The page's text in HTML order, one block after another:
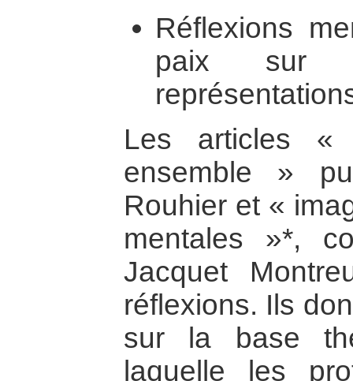
Réflexions
paix sur
Les articles «
ensemble »
Rouhier et «
mentales »*,
Jacquet
réflexions. Ils
sur la base
laquelle les